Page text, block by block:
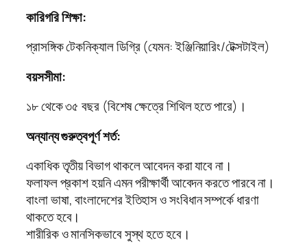
কারিগরি শিক্ষা:
প্রাসঙ্গিক টেকনিক্যাল ডিগ্রি (যেমন: ইঞ্জিনিয়ারিং/টেক্সটাইল)
বয়সসীমা:
১৮ থেকে ৩৫ বছর (বিশেষ ক্ষেত্রে শিথিল হতে পারে)।
অন্যান্য গুরুত্বপূর্ণ শর্ত:
একাধিক তৃতীয় বিভাগ থাকলে আবেদন করা যাবে না।
ফলাফল প্রকাশ হয়নি এমন পরীক্ষার্থী আবেদন করতে পারবে না।
বাংলা ভাষা, বাংলাদেশের ইতিহাস ও সংবিধান সম্পর্কে ধারণা
থাকতে হবে।
শারীরিক ও মানসিকভাবে সুস্থ হতে হবে।